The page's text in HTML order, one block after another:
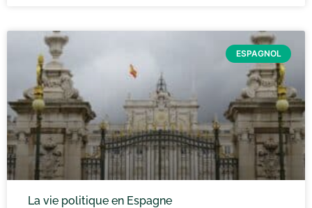
ESPAGNOL
La vie politique en Espagne